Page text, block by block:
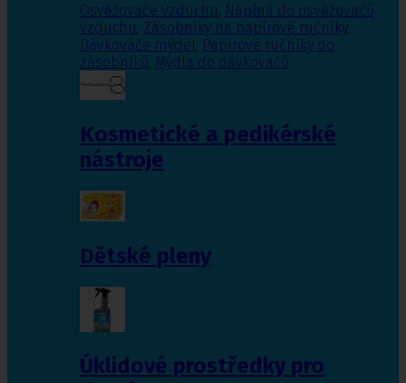
Osvěžovače vzduchu, Náplně do osvěžovačů
vzduchu, Zásobníky na papírové ručníky,
Dávkováče mýdel, Papírové ručníky do
zásobníků, Mýdla do dávkovačů
Kosmetické a pedikérské
nástroje
Dětské pleny
Úklidové prostředky pro